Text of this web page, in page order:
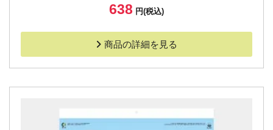
638 円(税込)
商品の詳細を見る